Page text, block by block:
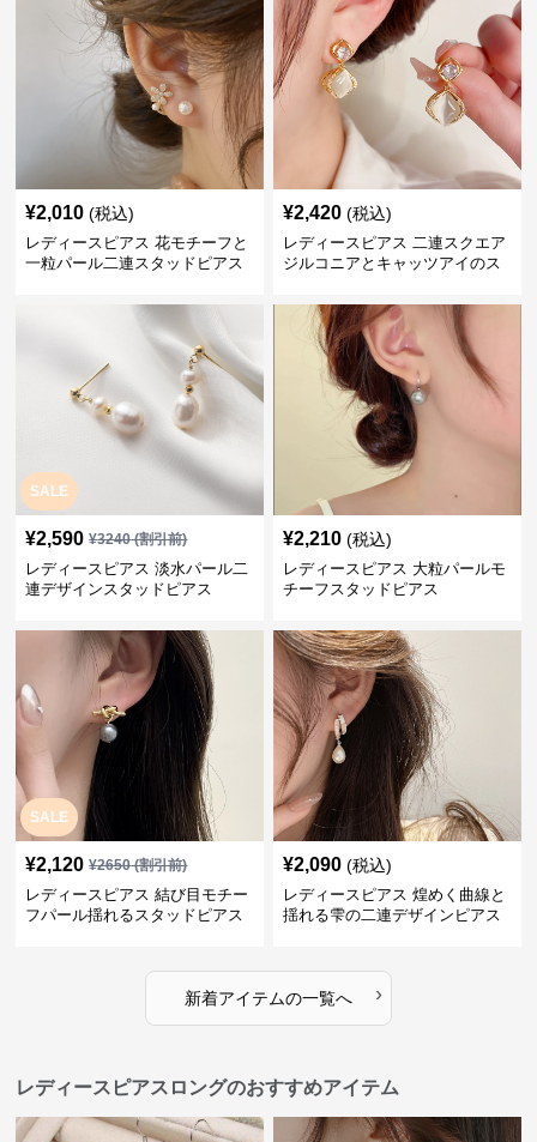
¥2,010 (税込)
レディースピアス 花モチーフと
一粒パール二連スタッドピアス
¥2,420 (税込)
レディースピアス 二連スクエア
ジルコニアとキャッツアイのス
SALE
¥2,590 ¥3240(割引前)
レディースピアス 淡水パール二
連デザインスタッドピアス
¥2,210 (税込)
レディースピアス 大粒パールモ
チーフスタッドピアス
SALE
¥2,120 ¥2650(割引前)
レディースピアス 結び目モチー
フパール揺れるスタッドピアス
¥2,090 (税込)
レディースピアス 煌めく曲線と
揺れる雫の二連デザインピアス
新着アイテムの一覧へ ›
レディースピアスロングのおすすめアイテム